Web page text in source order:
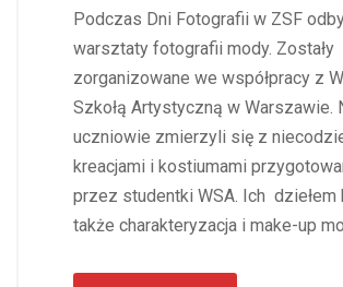
Podczas Dni Fotografii w ZSF
warsztaty fotografii mody. Zostały
zorganizowane we współpracy z
Szkołą Artystyczną w Warszawie.
uczniowie zmierzyli się z
kreacjami i kostiumami
przez studentki WSA. Ich dziełem
także charakteryzacja i make-up